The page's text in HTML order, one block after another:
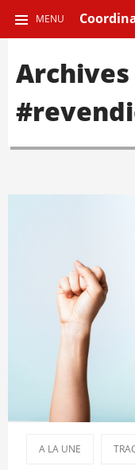
MENU
AU
PRINCIPAL
A LA UNE